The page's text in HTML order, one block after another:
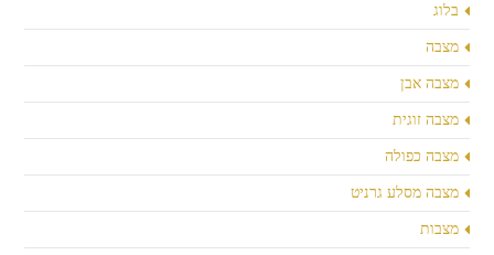
בלוג
מצבה
מצבה אבן
מצבה זוגית
מצבה כפולה
מצבה מסלע גרניט
מצבות